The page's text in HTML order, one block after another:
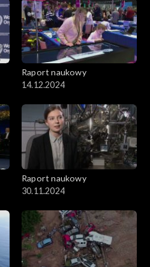
Raport naukowy
14.12.2024
Raport naukowy
30.11.2024